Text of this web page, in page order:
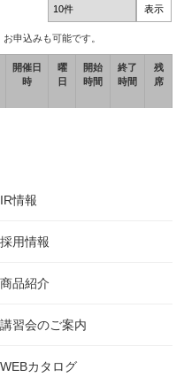
申込みも可能です。
開催日
時
曜
日
開始
時間
終了
時間
残
席
IR情報
採用情報
商品紹介
講習会のご案内
WEBカタログ